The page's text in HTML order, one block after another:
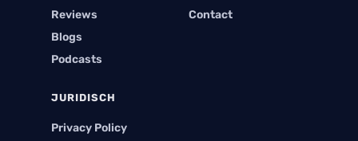
Reviews
Blogs
Podcasts
Contact
JURIDISCH
Privacy Policy